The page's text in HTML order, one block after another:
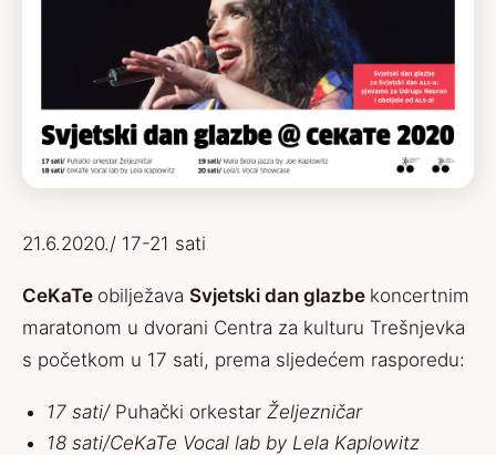
21.6.2020./ 17-21 sati
CeKaTe obilježava Svjetski dan glazbe koncertnim
maratonom u dvorani Centra za kulturu Trešnjevka
s početkom u 17 sati, prema sljedećem rasporedu:
17 sati/ Puhački orkestar Željezničar
18 sati/CeKaTe Vocal lab by Lela Kaplowitz